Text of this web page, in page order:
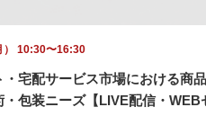
） 10:30〜16:30
宅配サービス市場における商品
・包装ニーズ【LIVE配信・WEB